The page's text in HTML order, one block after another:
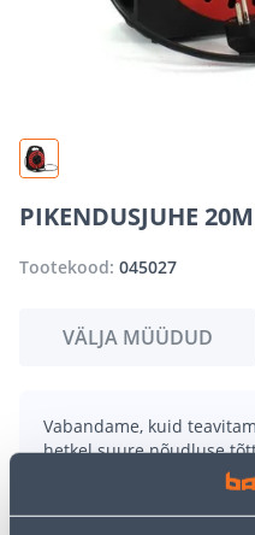
PIKENDUSJUHE
Tootekood: 045027
VÄLJA MÜÜDUD
Vabandame, kuid
hetkel suure nõudluse
pakume suurepäraseid
, mis
pakkuda!